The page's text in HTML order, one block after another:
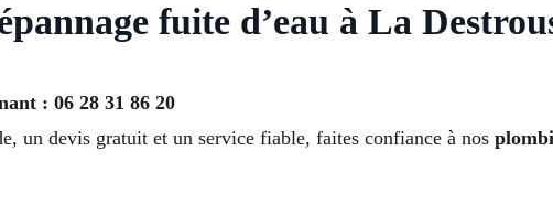
fuite d’eau à La
: 06 28 31 86 20
un devis gratuit et un service fiable, faites confiance à nos